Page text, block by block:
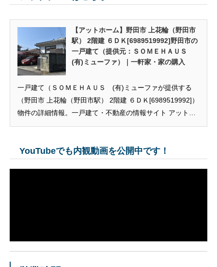
【アットホーム】野田市 上花輪（野田市
駅） 2階建 ６ＤＫ[6989519992]野田市の
一戸建て（提供元：ＳＯＭＥＨＡＵＳ
(有)ミューファ）｜一軒家・家の購入
一戸建て（ＳＯＭＥＨＡＵＳ (有)ミューファが提供する
（野田市 上花輪（野田市駅） 2階建 ６ＤＫ[6989519992]）
物件の詳細情報。一戸建て・不動産の情報サイト アットホ
ームなら、ご希望にぴったりのマイホーム＜一軒家・家 購
輪（野田市駅） 2階建 ６ＤＫ」の家探しに役立つ相場情報
YouTubeでも内観動画を公開中です！